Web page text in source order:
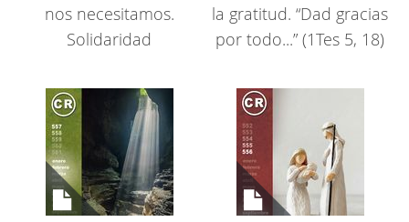
nos necesitamos.
Solidaridad
la gratitud. “Dad gracias
por todo...” (1Tes 5, 18)